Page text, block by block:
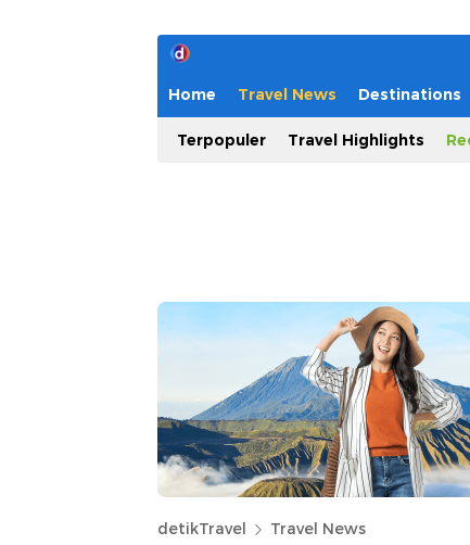
Home Travel News Destinations
Terpopuler Travel Highlights
detikTravel Travel News